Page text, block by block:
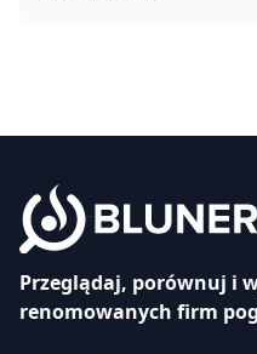
Przeglądaj, porównuj i
renomowanych firm